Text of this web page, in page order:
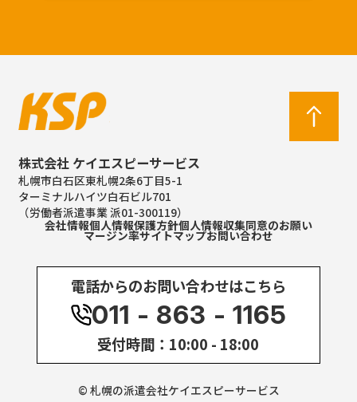
株式会社 ケイエスピーサービス
札幌市白石区東札幌2条6丁目5-1
ターミナルハイツ白石ビル701
（労働者派遣事業 派01-300119）
会社情報個人情報保護方針個人情報収集同意のお願い
マージン率サイトマップお問い合わせ
電話からのお問い合わせはこちら
011 - 863 - 1165
受付時間：10:00 - 18:00
© 札幌の派遣会社ケイエスピーサービス